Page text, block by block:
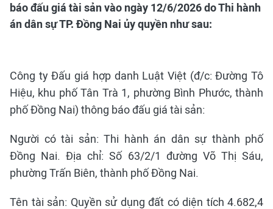
báo đấu giá tài sản vào ngày 12/6/2026 do Thi hành
án dân sự TP. Đồng Nai ủy quyền như sau:
Công ty Đấu giá hợp danh Luật Việt (đ/c: Đường Tô
Hiệu, khu phố Tân Trà 1, phường Bình Phước, thành
phố Đồng Nai) thông báo đấu giá tài sản:
Người có tài sản: Thi hành án dân sự thành phố
Đồng Nai. Địa chỉ: Số 63/2/1 đường Võ Thị Sáu,
phường Trấn Biên, thành phố Đồng Nai.
Tên tài sản: Quyền sử dụng đất có diện tích 4.682,4